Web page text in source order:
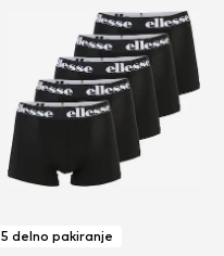
5 delno pakiranje